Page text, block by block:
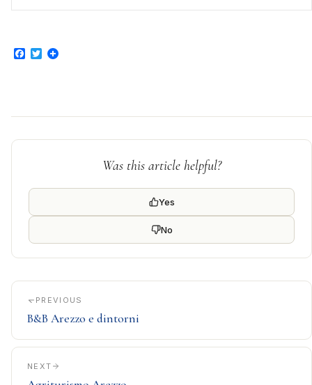
Facebook
Twitter
Was this article helpful?
Yes
No
PREVIOUS
B&B Arezzo e dintorni
NEXT